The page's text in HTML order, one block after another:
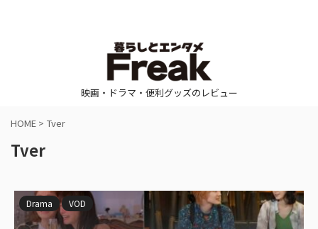
映画・ドラマ・便利グッズのレビュー
HOME > Tver
Tver
Drama VOD